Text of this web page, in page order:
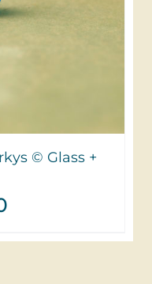
© Glass +